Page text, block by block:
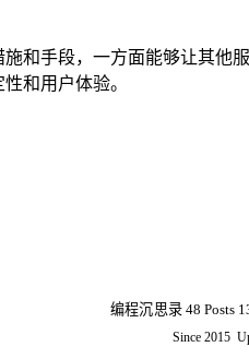
和手段，一方面能够让其
和用户体验。
编程沉思录 48 Posts
Since 2015